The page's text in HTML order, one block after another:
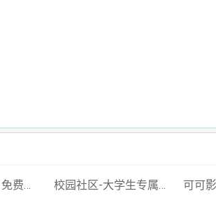
狐蜂免费短剧 - 免费短剧看全集抖音短剧搜索引擎 - 搜剧网-免费资源搜索平台抖音短剧--搜索神器 校园社区-大学生专属的校园交友平台